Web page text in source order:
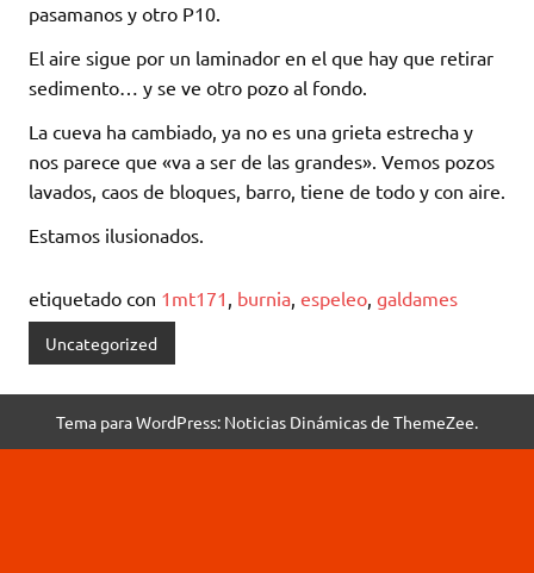
pasamanos y otro P10.
El aire sigue por un laminador en el que hay que retirar
sedimento… y se ve otro pozo al fondo.
La cueva ha cambiado, ya no es una grieta estrecha y
nos parece que «va a ser de las grandes». Vemos pozos
lavados, caos de bloques, barro, tiene de todo y con aire.
Estamos ilusionados.
etiquetado con 1mt171 , burnia, espeleo, galdames
Uncategorized
Tema para WordPress: Noticias Dinámicas de ThemeZee.